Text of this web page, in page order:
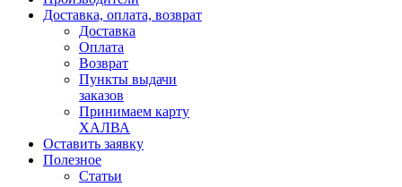
Доставка, оплата, возврат
Доставка
Оплата
Возврат
Пункты выдачи
заказов
Принимаем карту
ХАЛВА
Оставить заявку
Полезное
Статьи